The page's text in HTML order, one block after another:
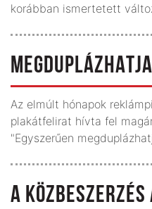
korábban ismertetett
Az elmúlt hónapok
plakátfelirat hívta fel
"Egyszerűen
A KÖZBESZERZÉS